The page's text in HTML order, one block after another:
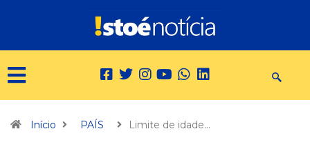
Início PAÍS Limite de idade…